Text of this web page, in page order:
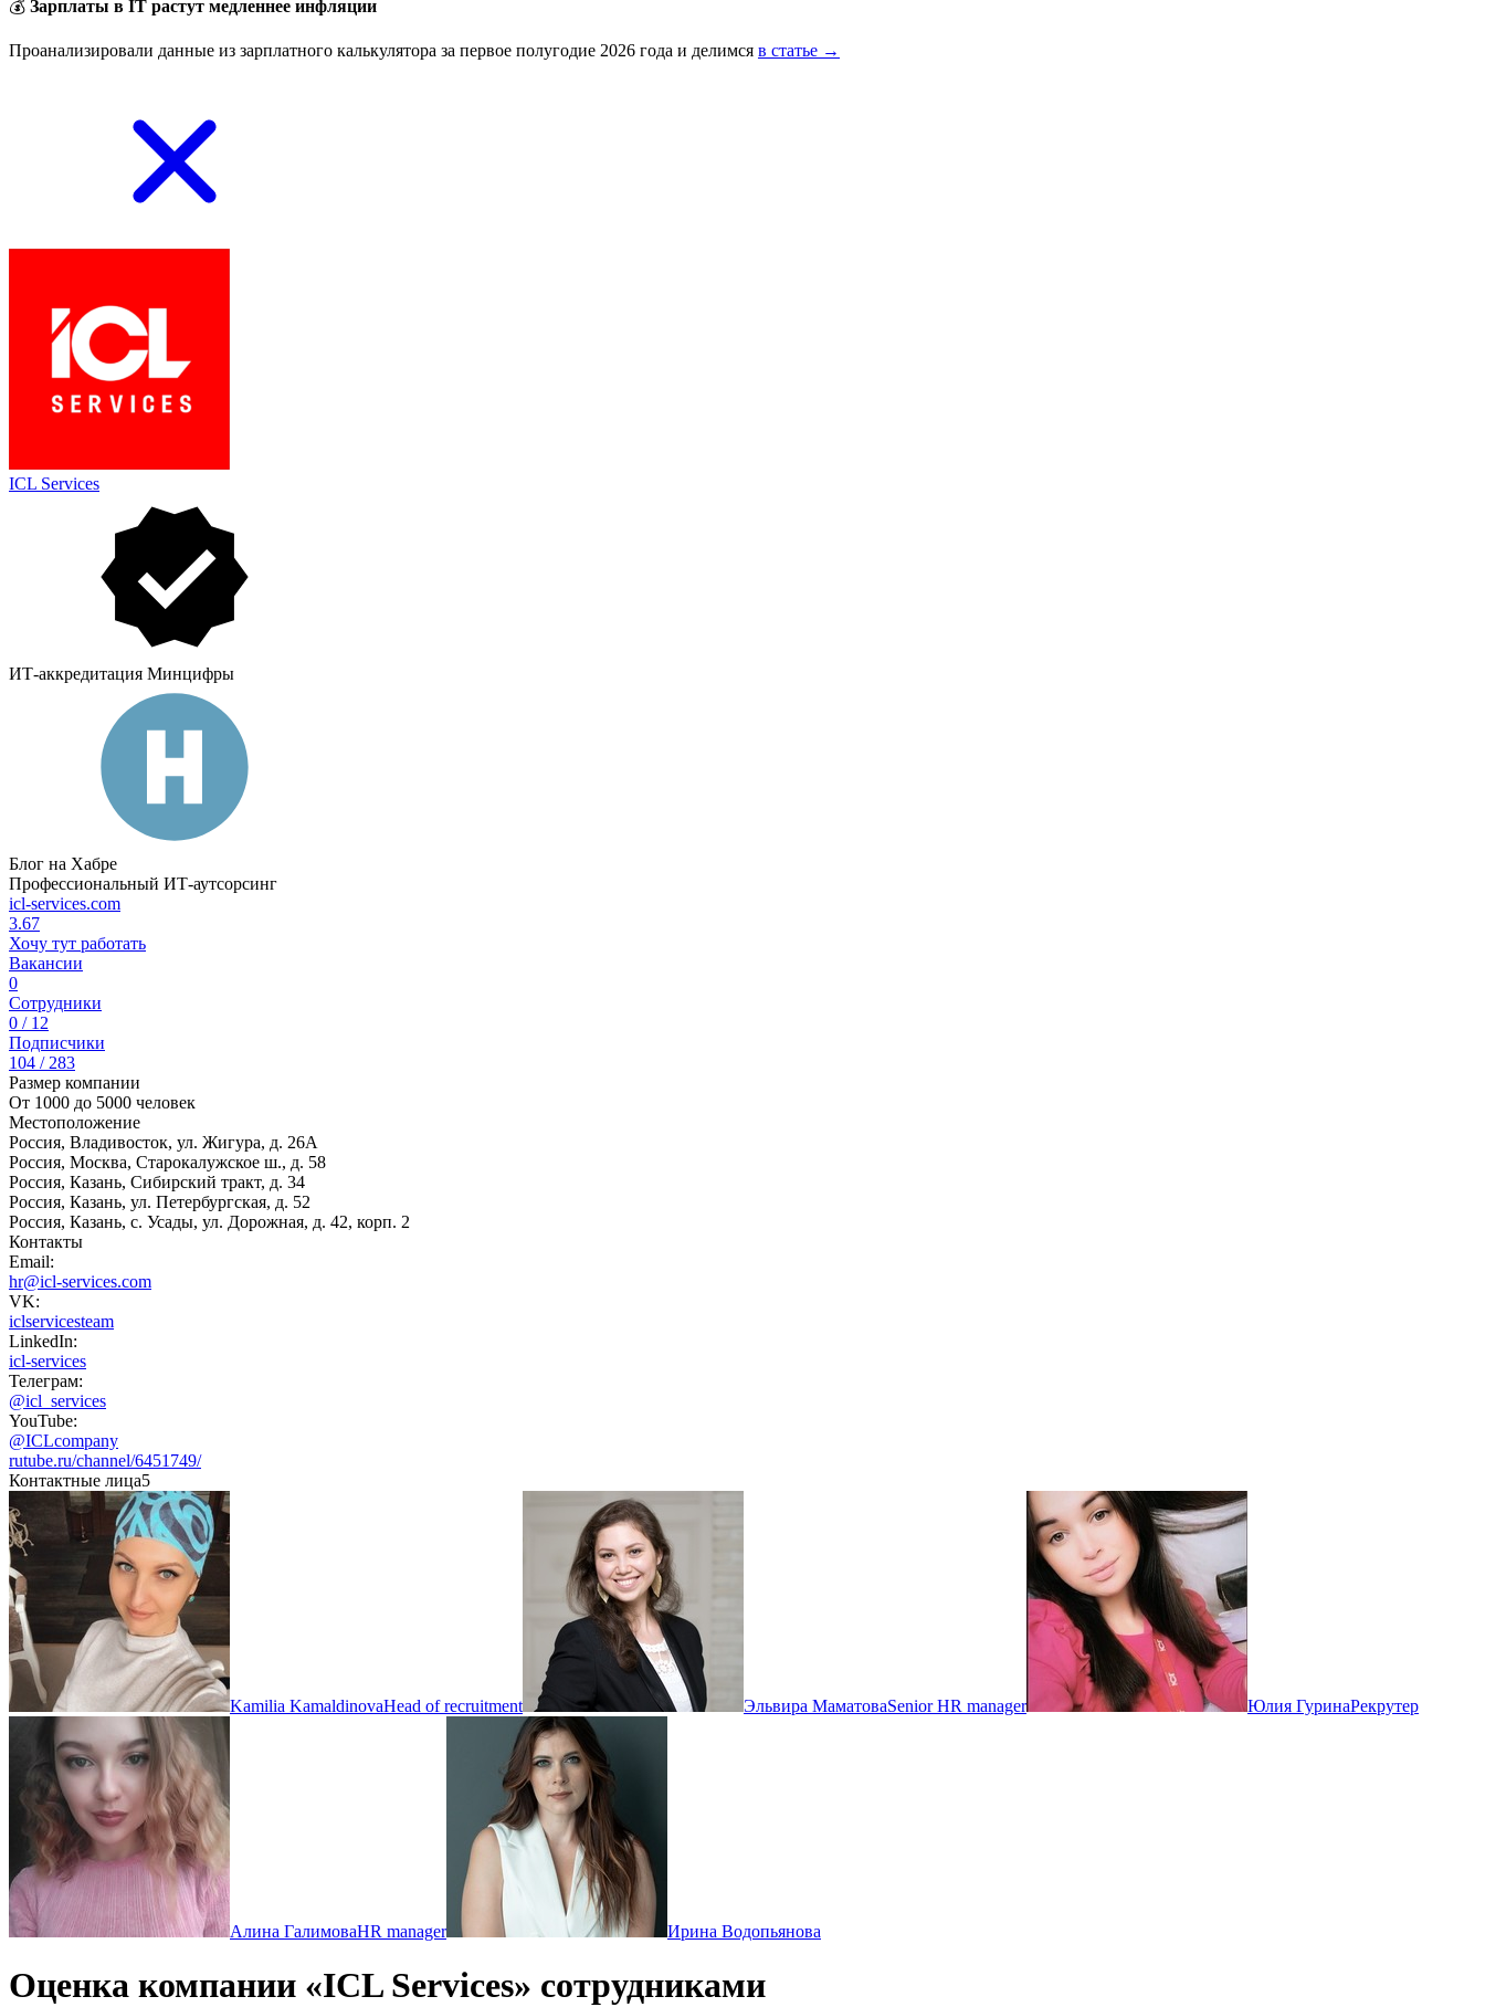
💰 Зарплаты в IT растут медленнее инфляции
Проанализировали данные из зарплатного калькулятора за первое полугодие 2026 года и делимся в статье →
ICL Services
ИТ-аккредитация Минцифры
Блог на Хабре
Профессиональный ИТ-аутсорсинг
icl-services.com
3.67
Хочу тут работать
Вакансии
0
Сотрудники
0 / 12
Подписчики
104 / 283
Размер компании
От 1000 до 5000 человек
Местоположение
Россия, Владивосток, ул. Жигура, д. 26А
Россия, Москва, Старокалужское ш., д. 58
Россия, Казань, Сибирский тракт, д. 34
Россия, Казань, ул. Петербургская, д. 52
Россия, Казань, с. Усады, ул. Дорожная, д. 42, корп. 2
Контакты
Email:
hr@icl-services.com
VK:
iclservicesteam
LinkedIn:
icl-services
Телеграм:
@icl_services
YouTube:
@ICLcompany
rutube.ru/channel/6451749/
Контактные лица5
Kamilia KamaldinovaHead of recruitment Эльвира МаматоваSenior HR manager Юлия ГуринаРекрутер
Алина ГалимоваHR manager Ирина Водопьянова
Оценка компании «ICL Services» сотрудниками